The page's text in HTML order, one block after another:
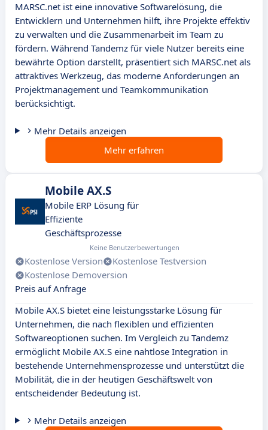
MARSC.net ist eine innovative Softwarelösung, die
Entwicklern und Unternehmen hilft, ihre Projekte effektiv
zu verwalten und die Zusammenarbeit im Team zu
fördern. Während Tandemz für viele Nutzer bereits eine
bewährte Option darstellt, präsentiert sich MARSC.net als
attraktives Werkzeug, das moderne Anforderungen an
Projektmanagement und Teamkommunikation
berücksichtigt.
Mehr Details anzeigen
Mehr erfahren
Mobile AX.S
Mobile ERP Lösung für
Effiziente
Geschäftsprozesse
Keine Benutzerbewertungen
Kostenlose Version
Kostenlose Testversion
Kostenlose Demoversion
Preis auf Anfrage
Mobile AX.S bietet eine leistungsstarke Lösung für
Unternehmen, die nach flexiblen und effizienten
Softwareoptionen suchen. Im Vergleich zu Tandemz
ermöglicht Mobile AX.S eine nahtlose Integration in
bestehende Unternehmensprozesse und unterstützt die
Mobilität, die in der heutigen Geschäftswelt von
entscheidender Bedeutung ist.
Mehr Details anzeigen